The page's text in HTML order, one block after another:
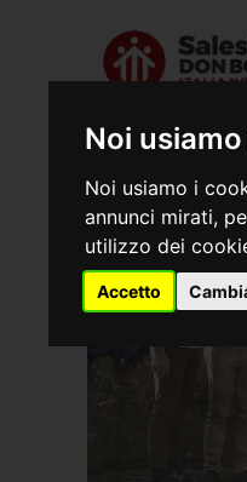
Noi
Noi usiamo i
annunci mirati,
utilizzo dei
Accetto
Chi